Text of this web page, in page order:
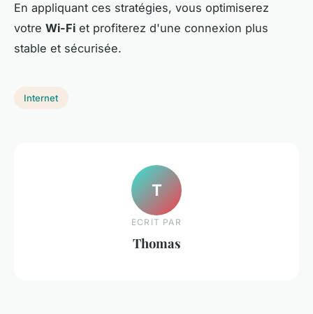
En appliquant ces stratégies, vous optimiserez
votre Wi-Fi et profiterez d'une connexion plus
stable et sécurisée.
Internet
T
ECRIT PAR
Thomas